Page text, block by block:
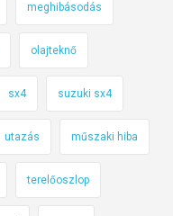
meghibásodás
olajteknő
sx4 suzuki sx4
utazás műszaki hiba
terelőoszlop